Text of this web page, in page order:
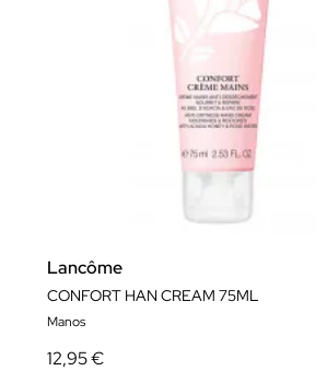
Lancôme
CONFORT HAN CREAM 75ML
Manos
12,95 €